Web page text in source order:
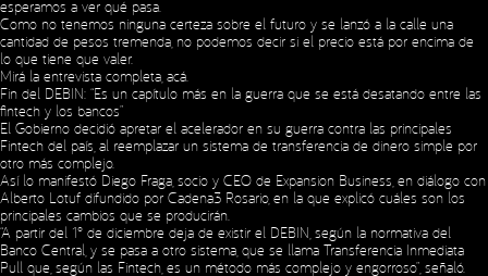
esperamos a ver qué pasa.
Como no tenemos ninguna certeza sobre el futuro y se lanzó a la calle una
cantidad de pesos tremenda, no podemos decir si el precio está por encima de
lo que tiene que valer.
Mirá la entrevista completa, acá
Fin del DEBIN: “Es un capítulo más en la guerra que se está desatando entre las
fintech y los bancos”
El Gobierno decidió apretar el acelerador en su guerra contra las principales
Fintech del país, al reemplazar un sistema de transferencia de dinero simple por
otro más complejo.
Así lo manifestó Diego Fraga, socio y CEO de Expansion Business, en diálogo con
Alberto Lotuf difundido por Cadena3 Rosario, en la que explicó cuáles son los
principales cambios que se producirán.
“A partir del 1° de diciembre deja de existir el DEBIN, según la normativa del
Banco Central, y se pasa a otro sistema, que se llama Transferencia Inmediata
Pull que, según las Fintech, es un método más complejo y engorroso”, señaló.